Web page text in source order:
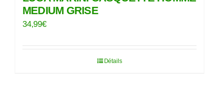
MEDIUM GRISE
34,99€
Détails